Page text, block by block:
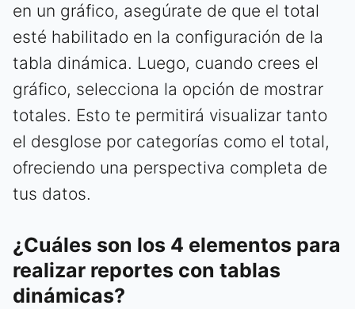
en un gráfico, asegúrate de que el total
esté habilitado en la configuración de la
tabla dinámica. Luego, cuando crees el
gráfico, selecciona la opción de mostrar
totales. Esto te permitirá visualizar tanto
el desglose por categorías como el total,
ofreciendo una perspectiva completa de
tus datos.
¿Cuáles son los 4 elementos para
realizar reportes con tablas
dinámicas?